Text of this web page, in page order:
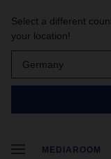
Select a different
your location!
Germany
MEDIAROOM